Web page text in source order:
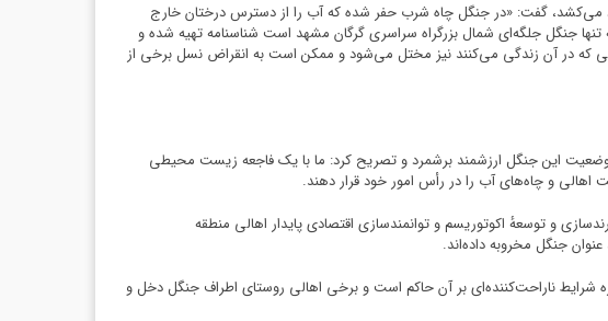
می‌کشد، گفت: «در جنگل چاه شرب حفر شده که آب را از دسترس درختان خارج
جنگل جلگه‌ای شمال بزرگراه سراسری گرگان مشهد است شناسنامه تهیه شده و
که در آن زندگی می‌کنند نیز مختل می‌شود و ممکن است به انقراض نسل برخی از
وضعیت این جنگل ارزشمند برشمرد و تصریح کرد: ما با یک فاجعه زیست محیطی
و چاه‌های آب را در رأس امور خود قرار دهند.
و توسعهٔ اکوتوریسم و توانمندسازی اقتصادی پایدار اهالی منطقه
جنگل مخروبه داده‌اند.
شرایط ناراحت‌کننده‌ای بر آن حاکم است و برخی اهالی روستای اطراف جنگل دخل و